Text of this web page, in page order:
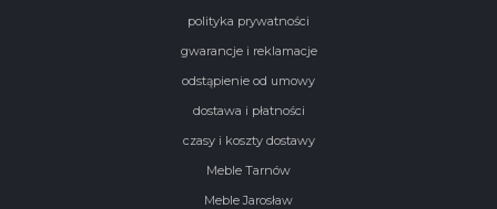
polityka prywatności
gwarancje i reklamacje
odstąpienie od umowy
dostawa i płatności
czasy i koszty dostawy
Meble Tarnów
Meble Jarosław